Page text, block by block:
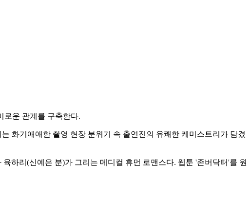
로운 관계를 구축한다.
화기애애한 촬영 현장 분위기 속 출연진의 유쾌한 케미스트리가 담겼
하리(신예은 분)가 그리는 메디컬 휴먼 로맨스다. 웹툰 '존버닥터'를 원